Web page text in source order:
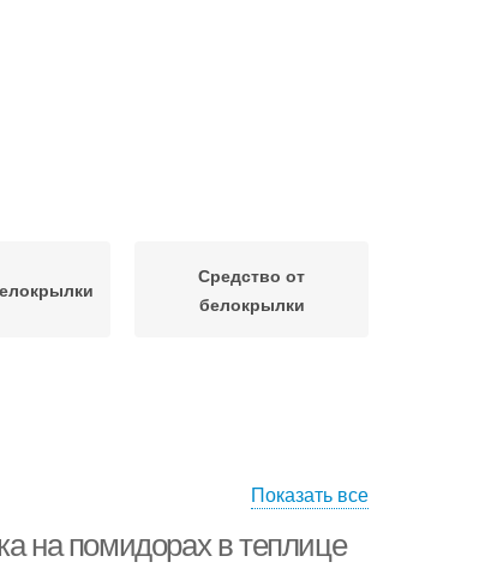
Средство от
белокрылки
Показать все
на помидорах в теплице